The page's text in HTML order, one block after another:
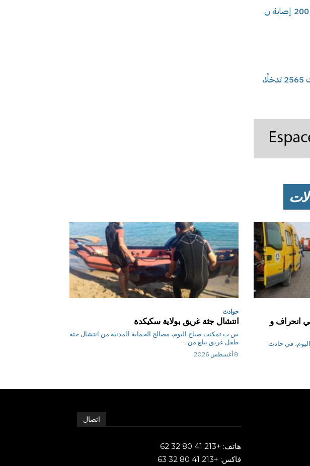
خلفت حوادث المرور المسجلة بعدد من ولايات الوطن خلال ال24 ساعة الأخيرة ، 10 وفيات و 200 إصابة ن
و بلغ عدد تدخلات ذات المصالح على إثر هذه الحوادث 181 تدخلا ، فيما بلغ إجمالي التدخلات 2565 تدخلًا،
03 آخرين في انحراف و
صباح اليوم، في حادث
حوادث
انتشال جثة غريق بولاية سكيكدة
س ب تمكنت صباح اليوم، مصالح الحماية المدنية من انتشال جثة
طفل غريق يبلغ من...
8 أغسطس 2026
اتصال
هاتف: +213 41 80 32 62
فاكس: +213 41 80 32 63